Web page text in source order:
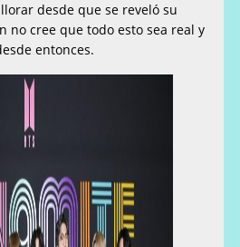
desde que se reveló su
no cree que todo esto sea real y
entonces.